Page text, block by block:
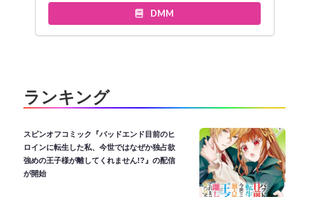
DMM
ランキング
スピンオフコミック『バッドエンド目前のヒ
ロインに転生した私、今世ではなぜか独占欲
強めの王子様が離してくれません!?』の配信
が開始